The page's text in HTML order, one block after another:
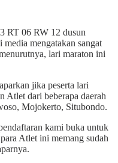
RT 06 RW 12 dusun
mengatakan sangat
lari maraton ini
jika peserta lari
Atlet dari beberapa daerah
Mojokerto, Situbondo.
kami buka untuk
Atlet ini memang sudah